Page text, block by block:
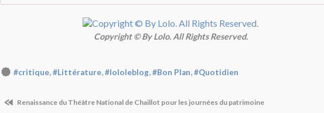
Copyright © By Lolo. All Rights Reserved.
#critique,#Littérature,#lololeblog,#Bon Plan,#Quotidien
Renaissance du Théâtre National de Chaillot pour les journées du patrimoine